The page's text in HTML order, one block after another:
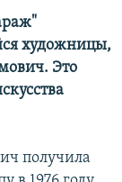
художницы,
Этo
получила